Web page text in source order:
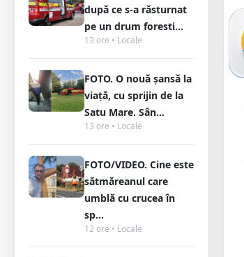
după ce s-a răsturnat
pe un drum foresti...
13 ore • Locale
FOTO. O nouă șansă la
viață, cu sprijin de la
Satu Mare. Sân...
13 ore • Locale
FOTO/VIDEO. Cine este
sătmăreanul care
umblă cu crucea în
sp...
12 ore • Locale